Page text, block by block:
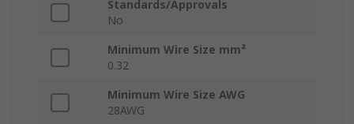
Standards/Approvals
No
Minimum Wire Size mm²
0.32
Minimum Wire Size AWG
28AWG